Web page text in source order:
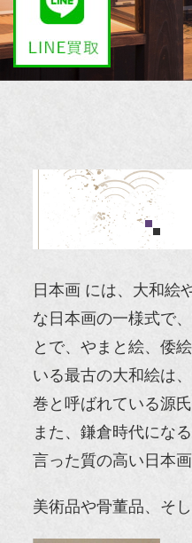
日本画 には、大和絵
な日本画の一様式で
とで、やまと絵、倭
いる最古の大和絵は
巻と呼ばれている源
また、鎌倉時代にな
言った質の高い日本
美術品や骨董品、そ